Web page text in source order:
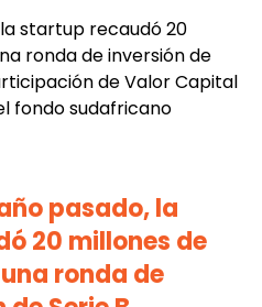
startup recaudó 20
ronda de inversión de
de Valor Capital
fondo sudafricano
pasado, la
20 millones de
ronda de